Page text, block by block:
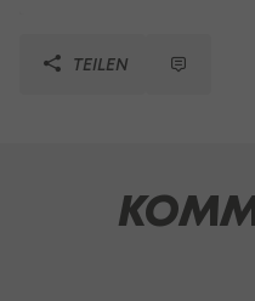
TEILEN